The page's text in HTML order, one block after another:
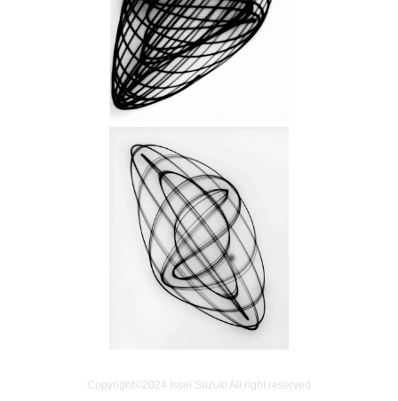
Copyright©️2024 Issei Suzuki All right reserved